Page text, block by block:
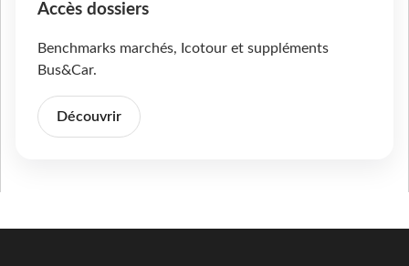
Accès dossiers
Benchmarks marchés, Icotour et suppléments
Bus&Car.
Découvrir